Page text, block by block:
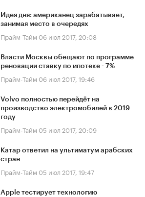
Идея дня: американец зарабатывает,
занимая место в очередях
Прайм-Тайм 06 июл 2017, 20:08
Власти Москвы обещают по программе
реновации ставку по ипотеке - 7%
Прайм-Тайм 06 июл 2017, 19:46
Volvo полностью перейдёт на
производство электромобилей в 2019
году
Прайм-Тайм 05 июл 2017, 20:09
Катар ответил на ультиматум арабских
стран
Прайм-Тайм 05 июл 2017, 19:47
Apple тестирует технологию